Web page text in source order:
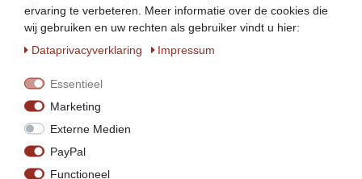
Ceres::Template.footerdelivery
Service
ervaring te verbeteren. Meer informatie over de cookies die
wij gebruiken en uw rechten als gebruiker vindt u hier:
Data­privacy­verklaring
Impressum
Essentieel
Marketing
Externe Medien
PayPal
Functioneel